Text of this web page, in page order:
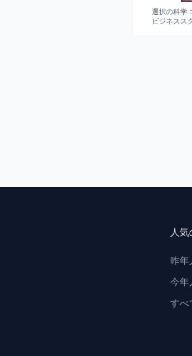
選択の科学
ビジネスス
人
昨年
今年
すべ